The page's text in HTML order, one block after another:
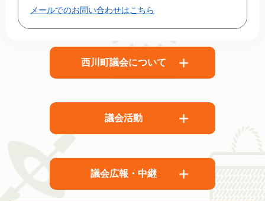
メールでのお問い合わせはこちら
西川町議会について
議会活動
議会広報・中継